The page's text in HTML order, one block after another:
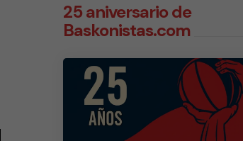
25 aniversario de
Baskonistas.com